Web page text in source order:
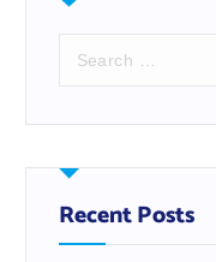
r
h
f
oRecent Posts